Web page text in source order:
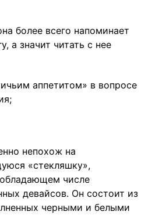
более всего напоминает
а значит читать с нее
аппетитом» в вопросе
непохож на
«стекляшку»,
числе
девайсов. Он состоит из
черными и белыми